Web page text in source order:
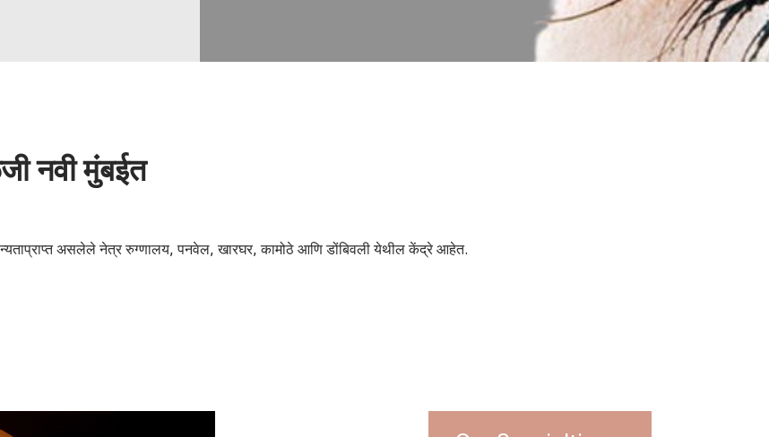
नवी मुंबईत
असलेले नेत्र रुग्णालय, पनवेल, खारघर, कामोठे आणि डोंबिवली येथील केंद्रे आहेत.